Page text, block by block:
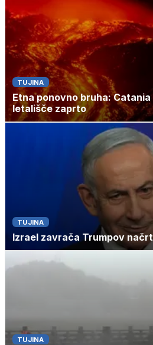
TUJINA
Etna ponovno bruha:
letališče zaprto
TUJINA
Izrael zavrača Trumpov
TUJINA